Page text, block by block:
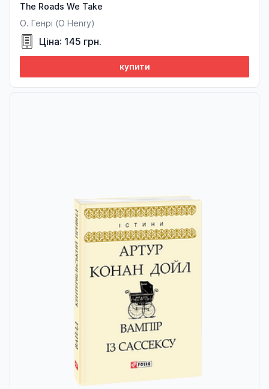
The Roads We Take
О. Генрі (O Henry)
Ціна: 145 грн.
купити